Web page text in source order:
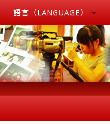
語言（LANGUAGE）